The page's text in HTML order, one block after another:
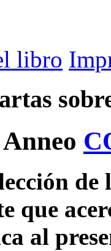
libro
de
que
al